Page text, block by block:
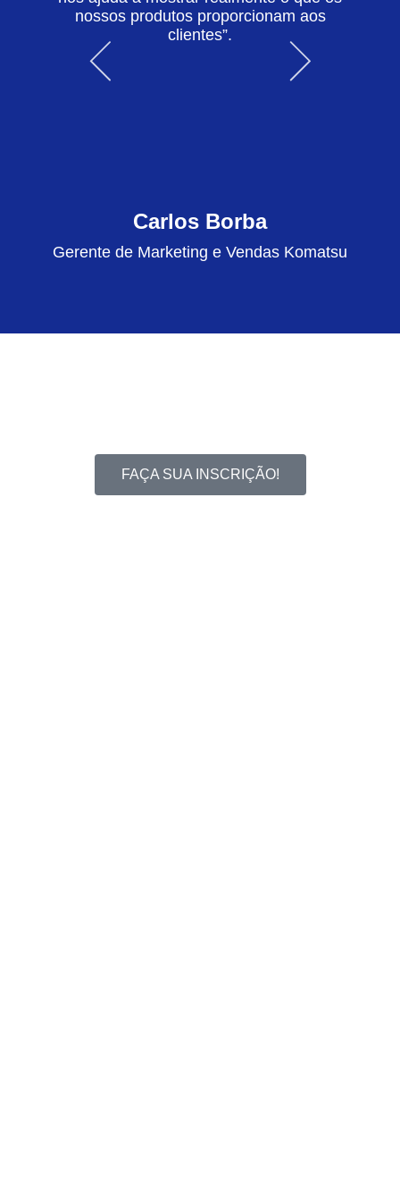
nossos produtos proporcionam aos
clientes”.
Carlos Borba
Gerente de Marketing e Vendas Komatsu
FAÇA SUA INSCRIÇÃO!